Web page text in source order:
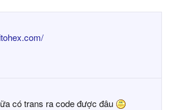
có trans ra code được đâu